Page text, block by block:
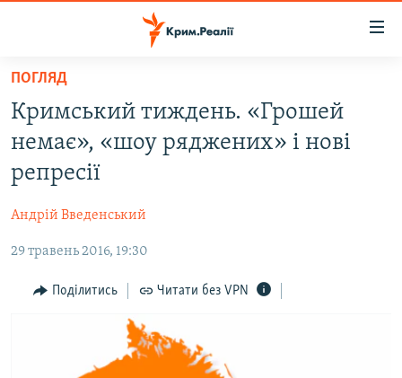
Перейти
основного
матеріалу
до
основної
навігації
Перейти
пошуку
ВОДА.КРИМ
ВІДЕО ТА ФОТО
БЛОГИ
ПОГЛЯД
ІНТЕРВ'Ю
СПЕЦПРОЕКТИ
ПОГЛЯД
Кримський тиждень. «Грошей
немає», «шоу ряджених» і нові
репресії
Андрій Введенський
29 травень 2016, 19:30
Поділитись Читати без VPN